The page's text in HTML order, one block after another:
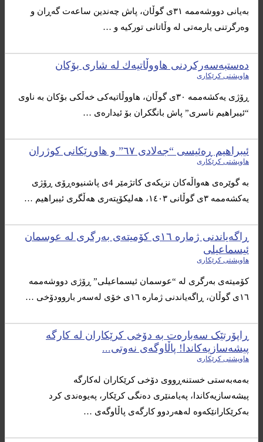
به‌یانی دووشه‌ممه‌ ٣١ی گوڵان، پاش چه‌ندین ساعه‌ت گه‌ڕان و
وه‌رگرتنی یارمه‌تی له‌ وڵاتانی توركیه‌ و …
ده‌ستبه‌سه‌ركردنی هاووڵاتیه‌ك له‌ شاری بۆكان
هاوپشتی کرێکاری
ڕۆژی یه‌كشه‌ممه‌ ٣٠ی گوڵان، هاووڵاتیه‌كی خه‌ڵكی بۆكان به‌ ناوی
“ئیبراهیم ناسری” پاش بانگكران بۆ ئیداره‌ی …
ئیبراهیم ڕەئیسی “جەلادی ٦٧” و هاوڕێکانی کوژران
هاوپشتی کرێکاری
بە گوێرەی هەواڵەکان نزیکەی کاتژمێر 4ی پاشنیوەڕۆی ڕۆژی
یەکشەممە ٣ی گوڵانی ١٤٠٣، هەلیکۆپتەری هەڵگری ئیبراهیم …
ڕاگه‌یاندنی ژماره‌ ١٦ی كۆمیته‌ی به‌رگری له‌ عوسمان
ئیسماعیلی
هاوپشتی کرێکاری
كۆمیته‌ی به‌رگری له‌ “عوسمان ئیسماعیلی” ڕۆژی دووشه‌ممه‌
١٦ی گوڵان، ڕاگه‌یاندنی ژماره‌ ١٦ی خۆی له‌سه‌ر باروودۆخی …
ڕاپۆرتێک سەبارەت بە دۆخی کرێکاران لە کارگە
پیشەسازیەکاندا! پاڵاوگەی نەوتی...
هاوپشتی کرێکاری
بەمەبەستی خستنەڕووی دۆخی کرێکاران لەکارگە
پیشەسازیەکاندا، پەیامنێری دەنگی کرێکار، پەیوەندی کرد
بەکرێکارانێکەوە لەهەردوو کارگەی پاڵاوگەی …